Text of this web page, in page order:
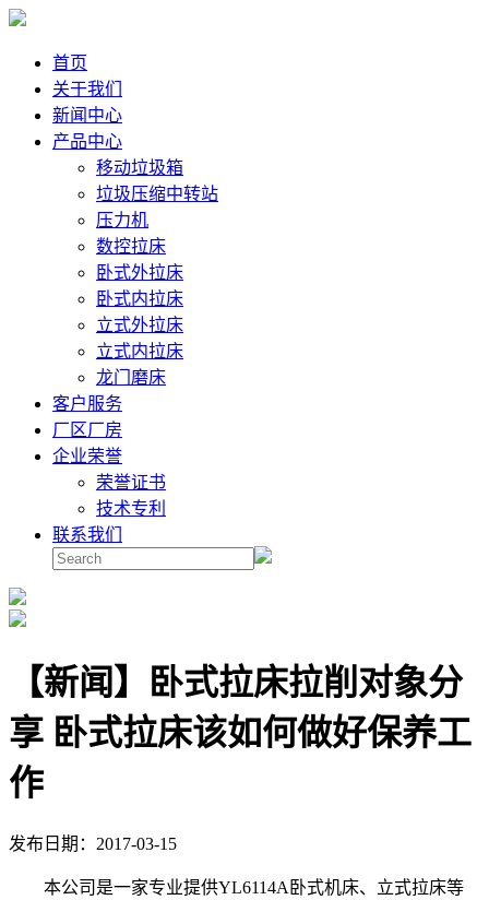
首页
关于我们
新闻中心
产品中心
移动垃圾箱
垃圾压缩中转站
压力机
数控拉床
卧式外拉床
卧式内拉床
立式外拉床
立式内拉床
龙门磨床
客户服务
厂区厂房
企业荣誉
荣誉证书
技术专利
联系我们
【新闻】卧式拉床拉削对象分
享 卧式拉床该如何做好保养工
作
发布日期：2017-03-15
本公司是一家专业提供YL6114A卧式机床、立式拉床等